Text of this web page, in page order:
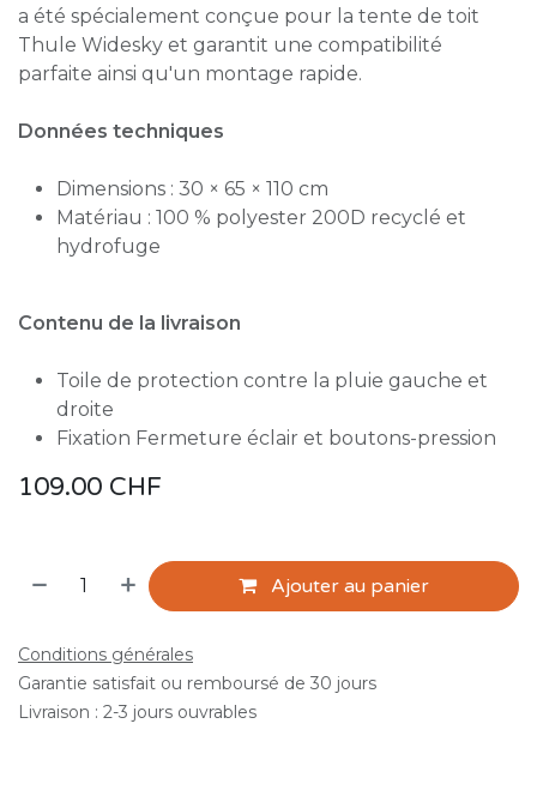
a été spécialement conçue pour la tente de toit
Thule Widesky et garantit une compatibilité
parfaite ainsi qu'un montage rapide.
Données techniques
Dimensions : 30 × 65 × 110 cm
Matériau : 100 % polyester 200D recyclé et
hydrofuge
Contenu de la livraison
Toile de protection contre la pluie gauche et
droite
Fixation Fermeture éclair et boutons-pression
109.00 CHF
Ajouter au panier
Conditions générales
Garantie satisfait ou remboursé de 30 jours
Livraison : 2-3 jours ouvrables